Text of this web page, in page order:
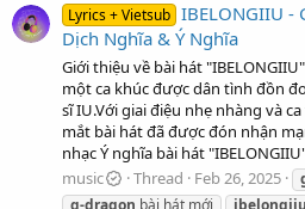
Lyrics + Vietsub IBELONGIIU -
Dịch Nghĩa & Ý Nghĩa
Giới thiệu về bài hát
một ca khúc được dân tình đồn
sĩ IU.Với giai điệu nhẹ nhàng và
mắt bài hát đã được đón nhận
nhạc Ý nghĩa bài hát
music
Thread Feb 26, 2025
g-dragon bài hát mới ibelongiiu